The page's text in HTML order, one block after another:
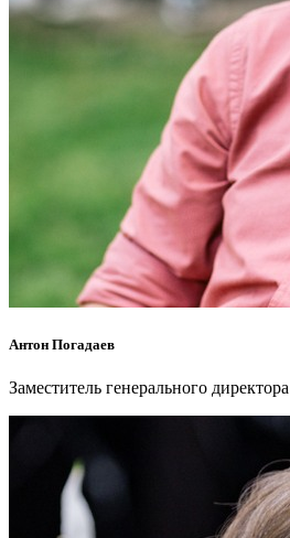
Антон Погадаев
Заместитель генерального директора